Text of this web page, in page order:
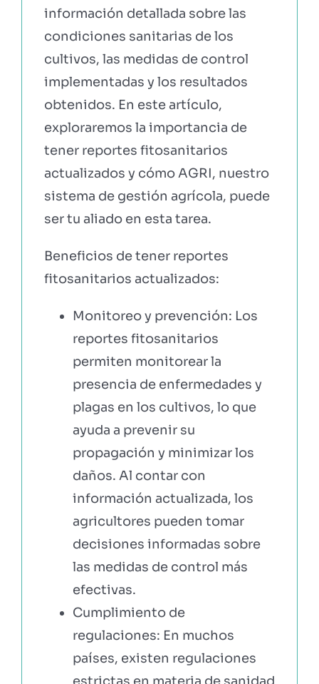
información detallada sobre las
condiciones sanitarias de los
cultivos, las medidas de control
implementadas y los resultados
obtenidos. En este artículo,
exploraremos la importancia de
tener reportes fitosanitarios
actualizados y cómo AGRI, nuestro
sistema de gestión agrícola, puede
ser tu aliado en esta tarea.
Beneficios de tener reportes
fitosanitarios actualizados:
Monitoreo y prevención: Los
reportes fitosanitarios
permiten monitorear la
presencia de enfermedades y
plagas en los cultivos, lo que
ayuda a prevenir su
propagación y minimizar los
daños. Al contar con
información actualizada, los
agricultores pueden tomar
decisiones informadas sobre
las medidas de control más
efectivas.
Cumplimiento de
regulaciones: En muchos
países, existen regulaciones